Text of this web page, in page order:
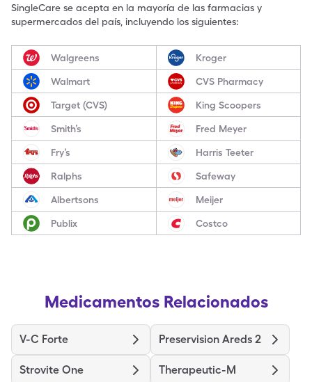
SingleCare se acepta en la mayoría de las farmacias y
supermercados del país, incluyendo los siguientes:
Walgreens Kroger
Walmart CVS Pharmacy
Target (CVS) King Scoopers
Smith’s Fred Meyer
Fry’s Harris Teeter
Ralphs Safeway
Albertsons Meijer
Publix Costco
Medicamentos Relacionados
V-C Forte Preservision Areds 2
Strovite One Therapeutic-M